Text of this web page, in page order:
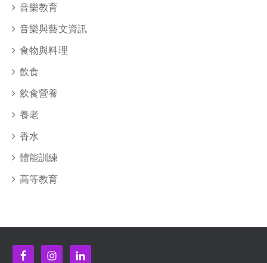
音樂教育
音樂與藝文資訊
食物與料理
飲食
飲食營養
養老
香水
體能訓練
高等教育